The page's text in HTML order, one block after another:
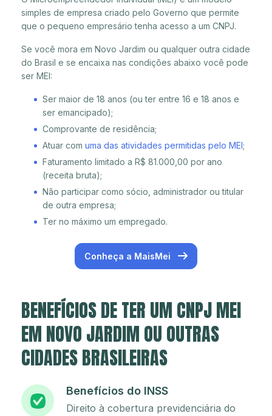
simples de empresa criado pelo Governo que permite
que o pequeno empresário tenha acesso a um CNPJ.
Se você mora em Novo Jardim ou qualquer outra cidade
do Brasil e se encaixa nas condições abaixo você pode
ser MEI:
Ser maior de 18 anos (ou ter entre 16 e 18 anos e
ser emancipado);
Comprovante de residência;
Atuar com uma das atividades permitidas pelo MEI;
Faturamento limitado a R$ 81.000,00 por ano
(receita bruta);
Não participar como sócio, administrador ou titular
de outra empresa;
Ter no máximo um empregado.
Conheça a MaisMei
BENEFÍCIOS DE TER UM CNPJ MEI
EM NOVO JARDIM OU OUTRAS
CIDADES BRASILEIRAS
Benefícios do INSS
Direito à cobertura previdenciária do